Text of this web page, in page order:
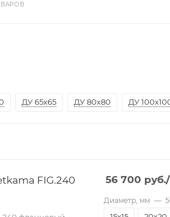
ДУ 65х65 ДУ 80х80 ДУ
FIG.240
56 700 руб.
Диаметр, мм —